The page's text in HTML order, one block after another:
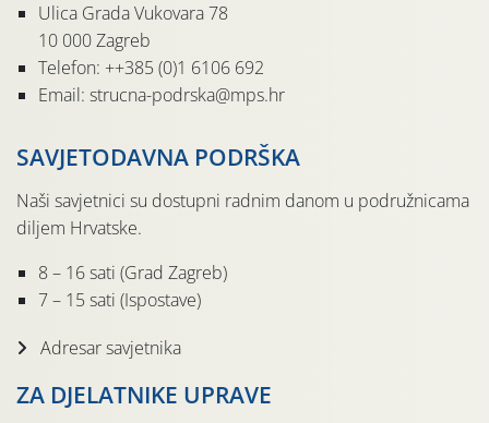
Ulica Grada Vukovara 78
10 000 Zagreb
Telefon: ++385 (0)1 6106 692
Email: strucna-podrska@mps.hr
SAVJETODAVNA PODRŠKA
Naši savjetnici su dostupni radnim danom u podružnicama
diljem Hrvatske.
8 – 16 sati (Grad Zagreb)
7 – 15 sati (Ispostave)
Adresar savjetnika
ZA DJELATNIKE UPRAVE